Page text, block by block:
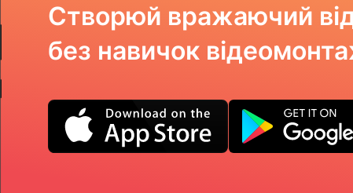
Створюй вражаючий
без навичок